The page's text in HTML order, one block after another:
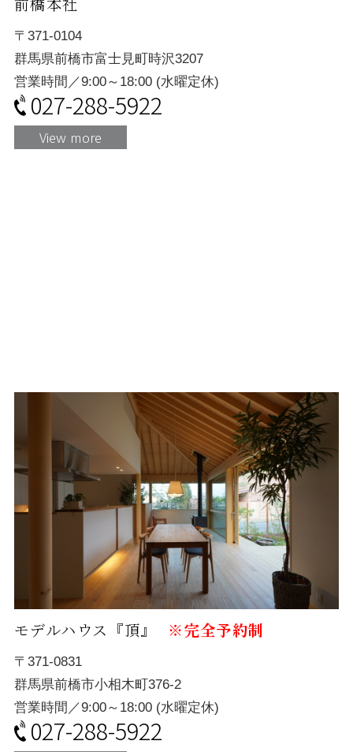
〒371-0104
群馬県前橋市富士見町時沢3207
営業時間／9:00～18:00 (水曜定休)
027-288-5922
View more
モデルハウス『頂』 ※完全予約制
〒371-0831
群馬県前橋市小相木町376-2
営業時間／9:00～18:00 (水曜定休)
027-288-5922